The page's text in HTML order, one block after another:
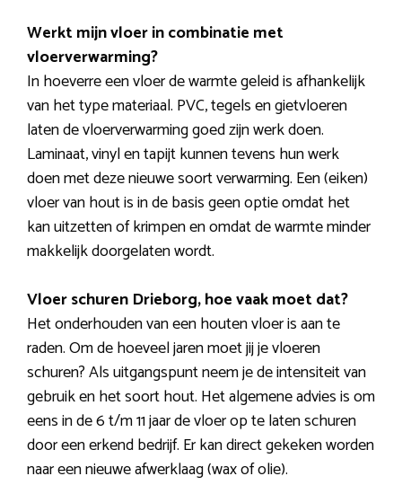
Werkt mijn vloer in combinatie met
vloerverwarming?
In hoeverre een vloer de warmte geleid is afhankelijk
van het type materiaal. PVC, tegels en gietvloeren
laten de vloerverwarming goed zijn werk doen.
Laminaat, vinyl en tapijt kunnen tevens hun werk
doen met deze nieuwe soort verwarming. Een (eiken)
vloer van hout is in de basis geen optie omdat het
kan uitzetten of krimpen en omdat de warmte minder
makkelijk doorgelaten wordt.
Vloer schuren Drieborg, hoe vaak moet dat?
Het onderhouden van een houten vloer is aan te
raden. Om de hoeveel jaren moet jij je vloeren
schuren? Als uitgangspunt neem je de intensiteit van
gebruik en het soort hout. Het algemene advies is om
eens in de 6 t/m 11 jaar de vloer op te laten schuren
door een erkend bedrijf. Er kan direct gekeken worden
naar een nieuwe afwerklaag (wax of olie).